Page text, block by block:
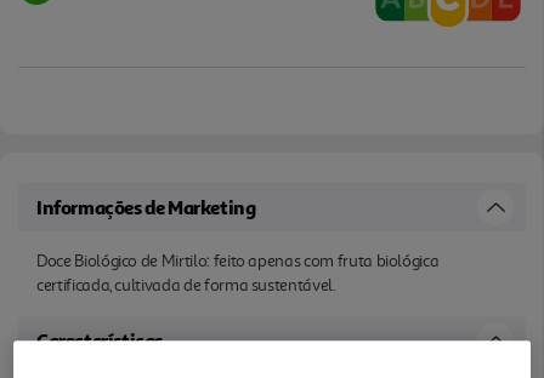
Informações de Marketing
Doce Biológico de Mirtilo: feito apenas com fruta biológica
certificada, cultivada de forma sustentável.
Características